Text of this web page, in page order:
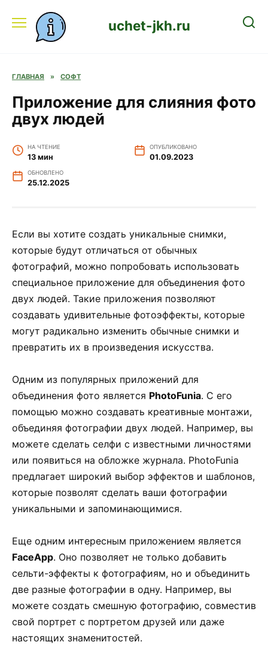
содержанию
uchet-jkh.ru
ГЛАВНАЯ » СОФТ
Приложение для слияния фото
двух людей
НА ЧТЕНИЕ
13 мин
ОПУБЛИКОВАНО
01.09.2023
ОБНОВЛЕНО
25.12.2025
Если вы хотите создать уникальные снимки,
которые будут отличаться от обычных
фотографий, можно попробовать использовать
специальное приложение для объединения фото
двух людей. Такие приложения позволяют
создавать удивительные фотоэффекты, которые
могут радикально изменить обычные снимки и
превратить их в произведения искусства.
Одним из популярных приложений для
объединения фото является PhotoFunia. С его
помощью можно создавать креативные монтажи,
объединяя фотографии двух людей. Например, вы
можете сделать селфи с известными личностями
или появиться на обложке журнала. PhotoFunia
предлагает широкий выбор эффектов и шаблонов,
которые позволят сделать ваши фотографии
уникальными и запоминающимися.
Еще одним интересным приложением является
FaceApp. Оно позволяет не только добавить
сельти-эффекты к фотографиям, но и объединить
две разные фотографии в одну. Например, вы
можете создать смешную фотографию, совместив
свой портрет с портретом друзей или даже
настоящих знаменитостей.